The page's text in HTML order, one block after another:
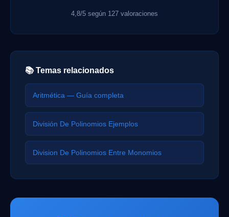
4,8/5 según 127 valoraciones
📚 Temas relacionados
Aritmética — Guía completa
División De Polinomios Ejemplos
Division De Polinomios Entre Monomios